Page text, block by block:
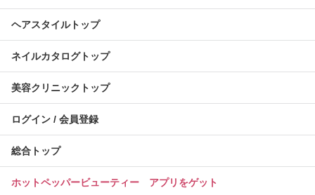
ヘアスタイルトップ
ネイルカタログトップ
美容クリニックトップ
ログイン / 会員登録
総合トップ
ホットペッパービューティー アプリをゲット